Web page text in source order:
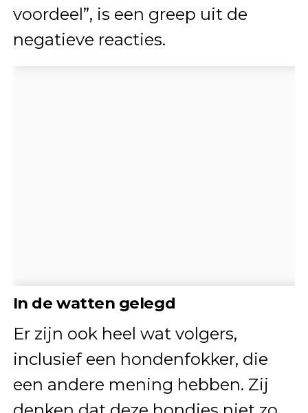
voordeel”, is een greep uit de
negatieve reacties.
In de watten gelegd
Er zijn ook heel wat volgers,
inclusief een hondenfokker, die
een andere mening hebben. Zij